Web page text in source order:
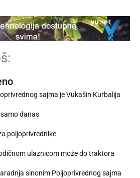
sajma je Vukašin Kurbalija
danas
poljoprivrednike
ulaznicom može do traktora
sinonim Poljoprivrednog sajma